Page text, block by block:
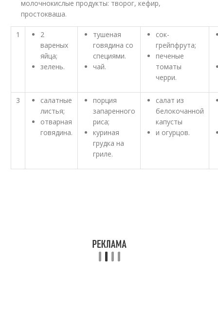
молочнокислые продукты: творог, кефир,
простокваша.
­1
2
вареных
яйца;
зелень.
тушеная
говядина со
специями.
чай.
сок­
грейпфрута;
печеные
томаты
черри.
3
салатные
листья;
отварная
говядина.
порция
запаренного
риса;
куриная
грудка на
гриле.
салат из
белокочанной
капусты
и огурцов.